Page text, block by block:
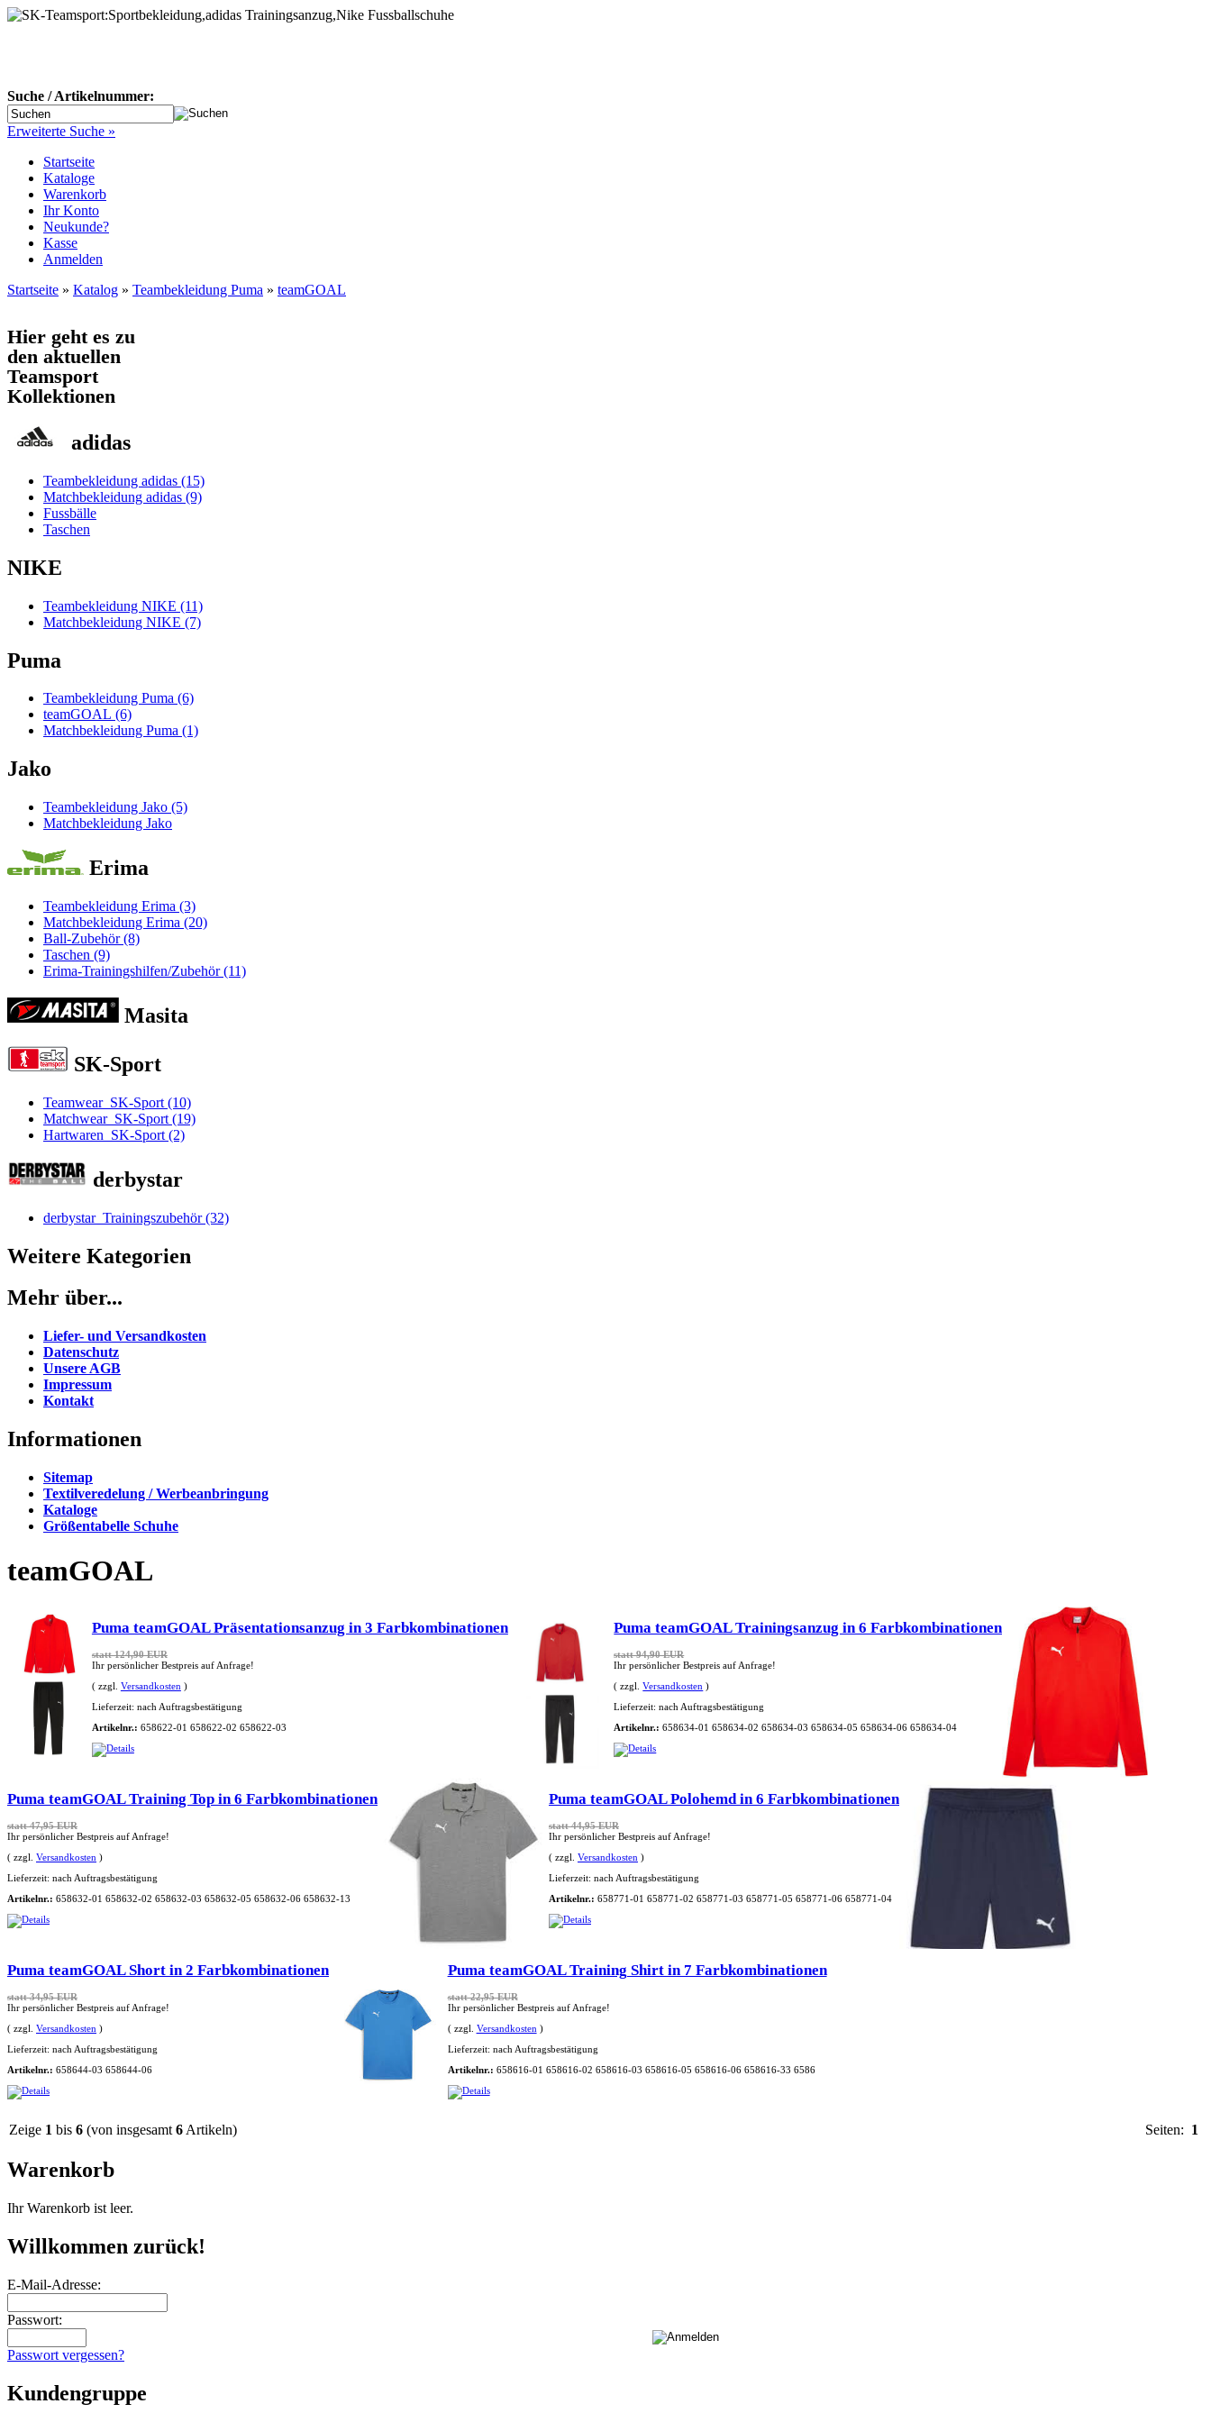
Suche / Artikelnummer:
Erweiterte Suche »
Startseite
Kataloge
Warenkorb
Ihr Konto
Neukunde?
Kasse
Anmelden
Startseite » Katalog » Teambekleidung Puma » teamGOAL
Hier geht es zu
den aktuellen
Teamsport
Kollektionen
adidas
Teambekleidung adidas (15)
Matchbekleidung adidas (9)
Fussbälle
Taschen
NIKE
Teambekleidung NIKE (11)
Matchbekleidung NIKE (7)
Puma
Teambekleidung Puma (6)
teamGOAL (6)
Matchbekleidung Puma (1)
Jako
Teambekleidung Jako (5)
Matchbekleidung Jako
Erima
Teambekleidung Erima (3)
Matchbekleidung Erima (20)
Ball-Zubehör (8)
Taschen (9)
Erima-Trainingshilfen/Zubehör (11)
Masita
SK-Sport
Teamwear_SK-Sport (10)
Matchwear_SK-Sport (19)
Hartwaren_SK-Sport (2)
derbystar
derbystar_Trainingszubehör (32)
Weitere Kategorien
Mehr über...
Liefer- und Versandkosten
Datenschutz
Unsere AGB
Impressum
Kontakt
Informationen
Sitemap
Textilveredelung / Werbeanbringung
Kataloge
Größentabelle Schuhe
teamGOAL
Puma teamGOAL Präsentationsanzug in 3 Farbkombinationen
statt 124,90 EUR
Ihr persönlicher Bestpreis auf Anfrage!
( zzgl. Versandkosten )
Lieferzeit: nach Auftragsbestätigung
Artikelnr.: 658622-01 658622-02 658622-03
Puma teamGOAL Trainingsanzug in 6 Farbkombinationen
statt 94,90 EUR
Ihr persönlicher Bestpreis auf Anfrage!
( zzgl.Versandkosten )
Lieferzeit:nach Auftragsbestätigung
Artikelnr.: 658634-01 658634-02 658634-03 658634-05 658634-06 658634-04
Puma teamGOAL Training Top in 6 Farbkombinationen
statt 47,95 EUR
Ihr persönlicher Bestpreis auf Anfrage!
( zzgl. Versandkosten )
Lieferzeit: nach Auftragsbestätigung
Artikelnr.: 658632-01 658632-02 658632-03 658632-05 658632-06 658632-13
Puma teamGOAL Polohemd in 6 Farbkombinationen
statt 44,95 EUR
Ihr persönlicher Bestpreis auf Anfrage!
( zzgl. Versandkosten )
Lieferzeit: nach Auftragsbestätigung
Artikelnr.: 658771-01 658771-02 658771-03 658771-05 658771-06 658771-04
Puma teamGOAL Short in 2 Farbkombinationen
statt 34,95 EUR
Ihr persönlicher Bestpreis auf Anfrage!
( zzgl. Versandkosten )
Lieferzeit: nach Auftragsbestätigung
Artikelnr.: 658644-03 658644-06
Puma teamGOAL Training Shirt in 7 Farbkombinationen
statt 22,95 EUR
Ihr persönlicher Bestpreis auf Anfrage!
( zzgl. Versandkosten )
Lieferzeit: nach Auftragsbestätigung
Artikelnr.: 658616-01 658616-02 658616-03 658616-05 658616-06 658616-33 6586
Zeige 1 bis 6 (von insgesamt 6 Artikeln) Seiten: 1
Warenkorb
Ihr Warenkorb ist leer.
Willkommen zurück!
E-Mail-Adresse:
Passwort:
Passwort vergessen?
Kundengruppe